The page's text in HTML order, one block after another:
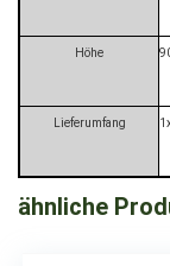
Höhe
Lieferumfang
ähnliche